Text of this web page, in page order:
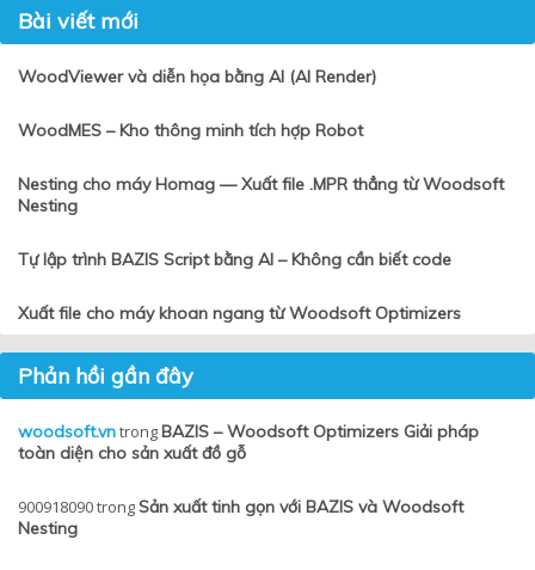
Bài viết mới
WoodViewer và diễn họa bằng AI (AI Render)
WoodMES – Kho thông minh tích hợp Robot
Nesting cho máy Homag — Xuất file .MPR thẳng từ Woodsoft
Nesting
Tự lập trình BAZIS Script bằng AI – Không cần biết code
Xuất file cho máy khoan ngang từ Woodsoft Optimizers
Phản hồi gần đây
woodsoft.vntrongBAZIS – Woodsoft Optimizers Giải pháp
toàn diện cho sản xuất đồ gỗ
900918090trongSản xuất tinh gọn với BAZIS và Woodsoft
Nesting